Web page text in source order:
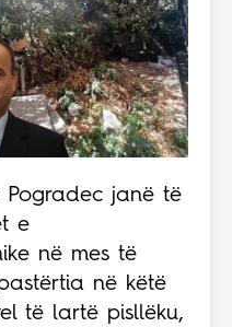
Pogradec janë të
e
në mes të
në këtë
të lartë pisllëku,